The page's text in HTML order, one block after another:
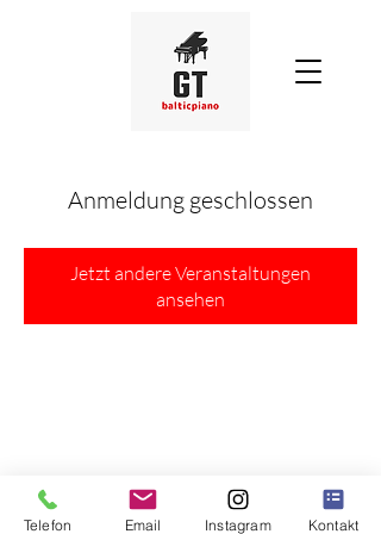
Anmeldung geschlossen
Jetzt andere Veranstaltungen
ansehen
Telefon Email Instagram Kontakt